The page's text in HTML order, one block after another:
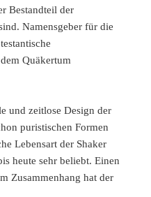
Bestandteil der
Namensgeber für die
Quäkertum
und zeitlose Design der
puristischen Formen
Lebensart der Shaker
heute sehr beliebt. Einen
Zusammenhang hat der